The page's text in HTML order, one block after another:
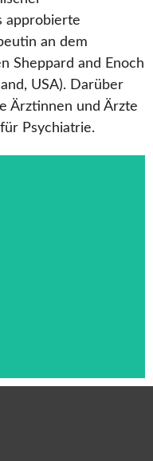
approbierte
an dem
Sheppard and Enoch
USA). Darüber
Ärztinnen und Ärzte
Psychiatrie.